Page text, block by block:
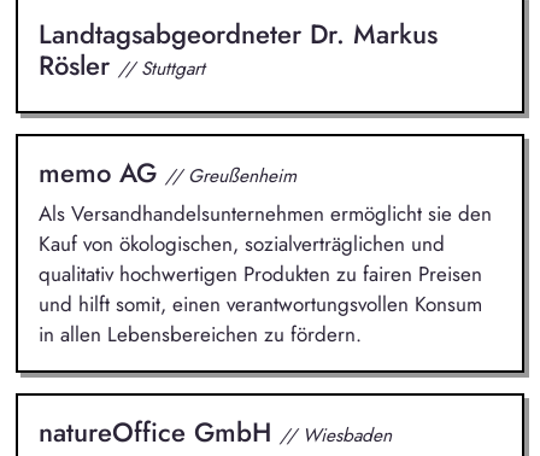
Landtagsabgeordneter Dr. Markus
Rösler // Stuttgart
memo AG // Greußenheim
Als Versandhandelsunternehmen ermöglicht sie den
Kauf von ökologischen, sozialverträglichen und
qualitativ hochwertigen Produkten zu fairen Preisen
und hilft somit, einen verantwortungsvollen Konsum
in allen Lebensbereichen zu fördern.
natureOffice GmbH // Wiesbaden